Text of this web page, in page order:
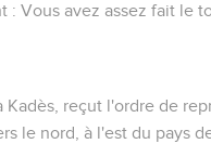
: Vous avez assez fait le
reçut l'ordre de
le nord, à l'est du pays